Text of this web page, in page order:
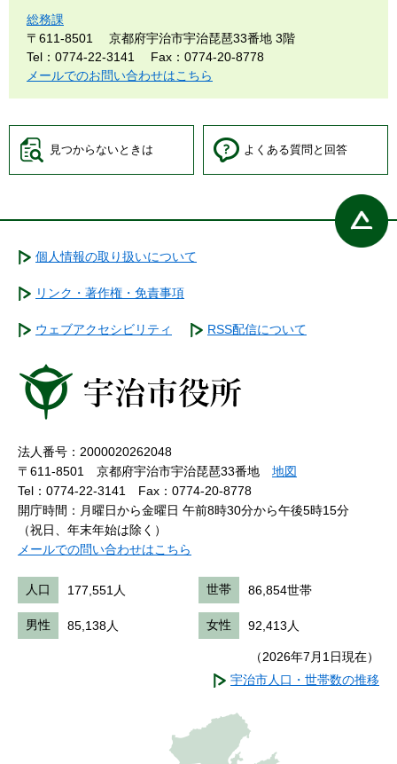
総務課
〒611-8501
京都府宇治市宇治琵琶33番地 3階
Tel：0774-22-3141
Fax：0774-20-8778
メールでのお問い合わせはこちら
見つからないときは よくある質問と回答
個人情報の取り扱いについて
リンク・著作権・免責事項
ウェブアクセシビリティ RSS配信について
法人番号：2000020262048
〒611-8501 京都府宇治市宇治琵琶33番地 地図
Tel：0774-22-3141
Fax：0774-20-8778
開庁時間：月曜日から金曜日 午前8時30分から午後5時15分
（祝日、年末年始は除く）
メールでの問い合わせはこちら
人口 177,551人 世帯 86,854世帯
男性 85,138人 女性 92,413人
（2026年7月1日現在）
宇治市人口・世帯数の推移